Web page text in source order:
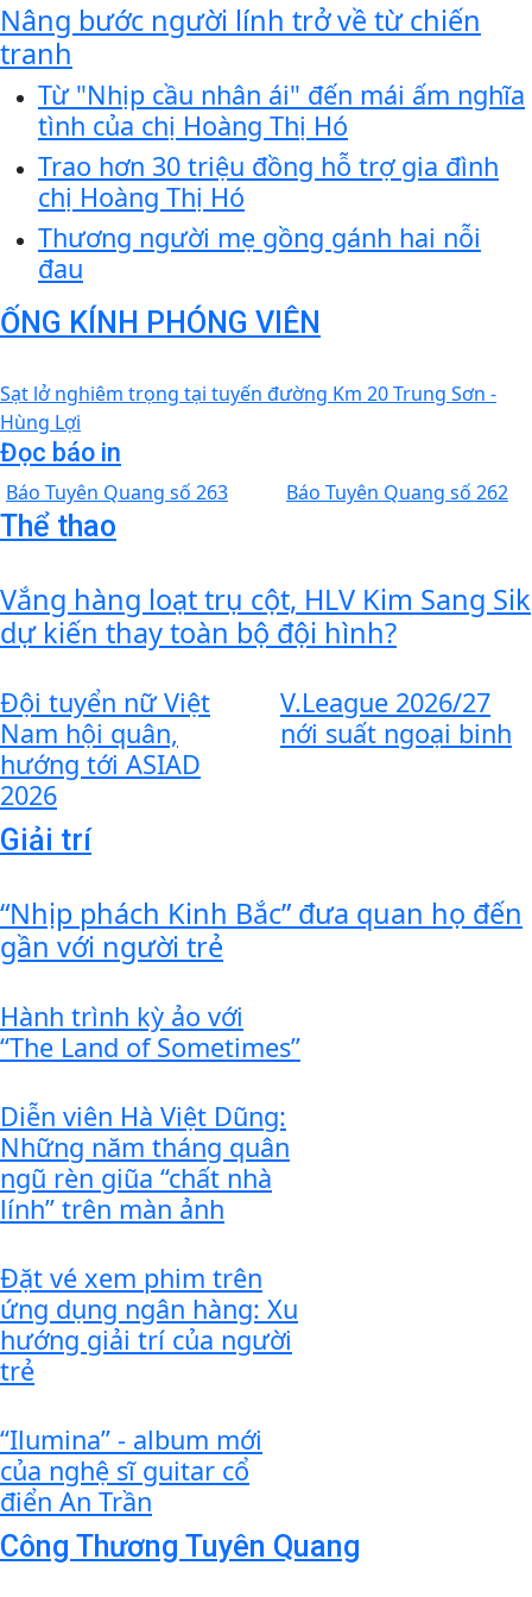
Nâng bước người lính trở về từ chiến
tranh
Từ "Nhịp cầu nhân ái" đến mái ấm nghĩa
tình của chị Hoàng Thị Hó
Trao hơn 30 triệu đồng hỗ trợ gia đình
chị Hoàng Thị Hó
Thương người mẹ gồng gánh hai nỗi
đau
ỐNG KÍNH PHÓNG VIÊN
Sạt lở nghiêm trọng tại tuyến đường Km 20 Trung Sơn -
Hùng Lợi
Đọc báo in
Báo Tuyên Quang số 263 Báo Tuyên Quang số 262
Thể thao
Vắng hàng loạt trụ cột, HLV Kim Sang Sik
dự kiến thay toàn bộ đội hình?
Đội tuyển nữ Việt
Nam hội quân,
hướng tới ASIAD
2026
V.League 2026/27
nới suất ngoại binh
Giải trí
“Nhịp phách Kinh Bắc” đưa quan họ đến
gần với người trẻ
Hành trình kỳ ảo với
“The Land of Sometimes”
Diễn viên Hà Việt Dũng:
Những năm tháng quân
ngũ rèn giũa “chất nhà
lính” trên màn ảnh
Đặt vé xem phim trên
ứng dụng ngân hàng: Xu
hướng giải trí của người
trẻ
“Ilumina” - album mới
của nghệ sĩ guitar cổ
điển An Trần
Công Thương Tuyên Quang